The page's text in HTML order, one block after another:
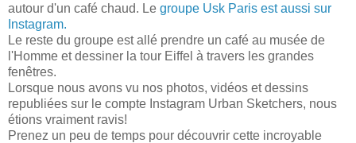
autour d'un café chaud. Le groupe Usk Paris est aussi sur
Instagram.
Le reste du groupe est allé prendre un café au musée de
l'Homme et dessiner la tour Eiffel à travers les grandes
fenêtres.
Lorsque nous avons vu nos photos, vidéos et dessins
republiées sur le compte Instagram Urban Sketchers, nous
étions vraiment ravis!
Prenez un peu de temps pour découvrir cette incroyable